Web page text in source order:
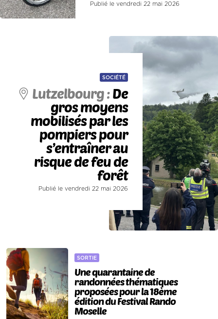
Publié le vendredi 22 mai 2026
SOCIÉTÉ
Lutzelbourg :De
gros moyens
mobilisés par les
pompiers pour
s’entraîner au
risque de feu de
forêt
Publié le vendredi 22 mai 2026
SORTIE
Une quarantaine de
randonnées thématiques
proposées pour la 18ème
édition du Festival Rando
Moselle